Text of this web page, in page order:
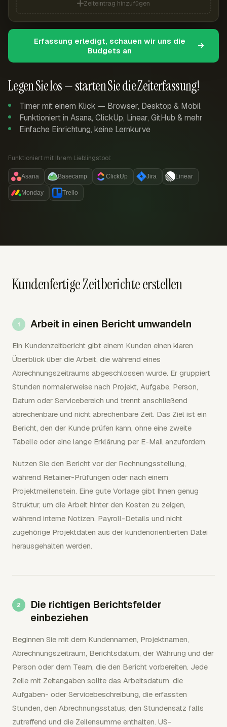
Legen Sie los — starten Sie die Zeiterfassung!
Timer mit einem Klick — Browser, Desktop & Mobil
Funktioniert in Asana, ClickUp, Linear, GitHub & mehr
Einfache Einrichtung, keine Lernkurve
Funktioniert mit Ihrem Lieblingstool:
Asana Basecamp ClickUp Jira Linear
Monday Trello
Zeiteintrag hinzufügen
Erfassung erledigt, schauen wir uns die
Budgets an
Kundenfertige Zeitberichte erstellen
Arbeit in einen Bericht umwandeln
Ein Kundenzeitbericht gibt einem Kunden einen klaren
Überblick über die Arbeit, die während eines
Abrechnungszeitraums abgeschlossen wurde. Er gruppiert
Stunden normalerweise nach Projekt, Aufgabe, Person,
Datum oder Servicebereich und trennt anschließend
abrechenbare und nicht abrechenbare Zeit. Das Ziel ist ein
Bericht, den der Kunde prüfen kann, ohne eine zweite
Tabelle oder eine lange Erklärung per E-Mail anzufordern.
Nutzen Sie den Bericht vor der Rechnungsstellung,
während Retainer-Prüfungen oder nach einem
Projektmeilenstein. Eine gute Vorlage gibt Ihnen genug
Struktur, um die Arbeit hinter den Kosten zu zeigen,
während interne Notizen, Payroll-Details und nicht
zugehörige Projektdaten aus der kundenorientierten Datei
herausgehalten werden.
Die richtigen Berichtsfelder
einbeziehen
Beginnen Sie mit dem Kundennamen, Projektnamen,
Abrechnungszeitraum, Berichtsdatum, der Währung und der
Person oder dem Team, die den Bericht vorbereiten. Jede
Zeile mit Zeitangaben sollte das Arbeitsdatum, die
Aufgaben- oder Servicebeschreibung, die erfassten
Stunden, den Abrechnungsstatus, den Stundensatz falls
zutreffend und die Zeilensumme enthalten. US-